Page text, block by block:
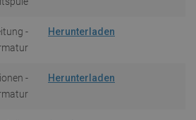
-
Herunterladen
-
Herunterladen